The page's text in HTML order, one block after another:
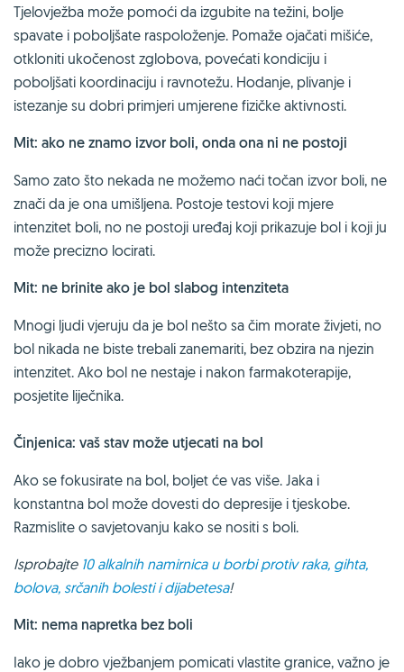
Tjelovježba može pomoći da izgubite na težini, bolje
spavate i poboljšate raspoloženje. Pomaže ojačati mišiće,
otkloniti ukočenost zglobova, povećati kondiciju i
poboljšati koordinaciju i ravnotežu. Hodanje, plivanje i
istezanje su dobri primjeri umjerene fizičke aktivnosti.
Mit: ako ne znamo izvor boli, onda ona ni ne postoji
Samo zato što nekada ne možemo naći točan izvor boli, ne
znači da je ona umišljena. Postoje testovi koji mjere
intenzitet boli, no ne postoji uređaj koji prikazuje bol i koji ju
može precizno locirati.
Mit: ne brinite ako je bol slabog intenziteta
Mnogi ljudi vjeruju da je bol nešto sa čim morate živjeti, no
bol nikada ne biste trebali zanemariti, bez obzira na njezin
intenzitet. Ako bol ne nestaje i nakon farmakoterapije,
posjetite liječnika.
Činjenica: vaš stav može utjecati na bol
Ako se fokusirate na bol, boljet će vas više. Jaka i
konstantna bol može dovesti do depresije i tjeskobe.
Razmislite o savjetovanju kako se nositi s boli.
Isprobajte 10 alkalnih namirnica u borbi protiv raka, gihta,
bolova, srčanih bolesti i dijabetesa!
Mit: nema napretka bez boli
Iako je dobro vježbanjem pomicati vlastite granice, važno je